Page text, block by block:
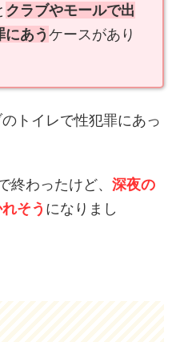
クラブやモールで出
あうケースがあり
トイレで性犯罪にあっ
終わったけど、 深夜の
そう になりまし